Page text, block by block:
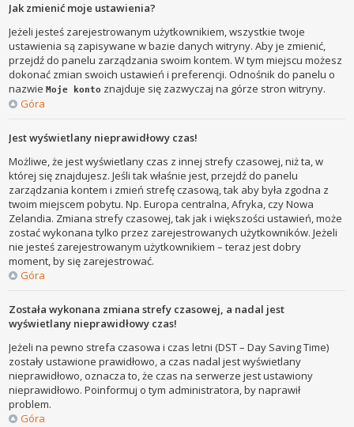
Jak zmienić moje ustawienia?
Jeżeli jesteś zarejestrowanym użytkownikiem, wszystkie twoje
ustawienia są zapisywane w bazie danych witryny. Aby je zmienić,
przejdź do panelu zarządzania swoim kontem. W tym miejscu możesz
dokonać zmian swoich ustawień i preferencji. Odnośnik do panelu o
nazwieMoje konto znajduje się zazwyczaj na górze stron witryny.
Góra
Jest wyświetlany nieprawidłowy czas!
Możliwe, że jest wyświetlany czas z innej strefy czasowej, niż ta, w
której się znajdujesz. Jeśli tak właśnie jest, przejdź do panelu
zarządzania kontem i zmień strefę czasową, tak aby była zgodna z
twoim miejscem pobytu. Np. Europa centralna, Afryka, czy Nowa
Zelandia. Zmiana strefy czasowej, tak jak i większości ustawień, może
zostać wykonana tylko przez zarejestrowanych użytkowników. Jeżeli
nie jesteś zarejestrowanym użytkownikiem – teraz jest dobry
moment, by się zarejestrować.
Góra
Została wykonana zmiana strefy czasowej, a nadal jest
wyświetlany nieprawidłowy czas!
Jeżeli na pewno strefa czasowa i czas letni (DST – Day Saving Time)
zostały ustawione prawidłowo, a czas nadal jest wyświetlany
nieprawidłowo, oznacza to, że czas na serwerze jest ustawiony
nieprawidłowo. Poinformuj o tym administratora, by naprawił
problem.
Góra